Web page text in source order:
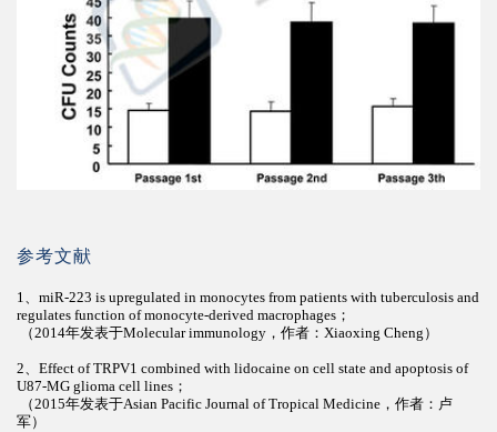
参考文献
1、 miR-223 is upregulated in monocytes from patients with tuberculosis and
regulates function of monocyte-derived macrophages；
（2014年发表于Molecular immunology，作者：Xiaoxing Cheng ）
2、 Effect of TRPV1 combined with lidocaine on cell state and apoptosis of
U87-MG glioma cell lines；
（2015年发表于Asian Pacific Journal of Tropical Medicine，作者：卢
军）